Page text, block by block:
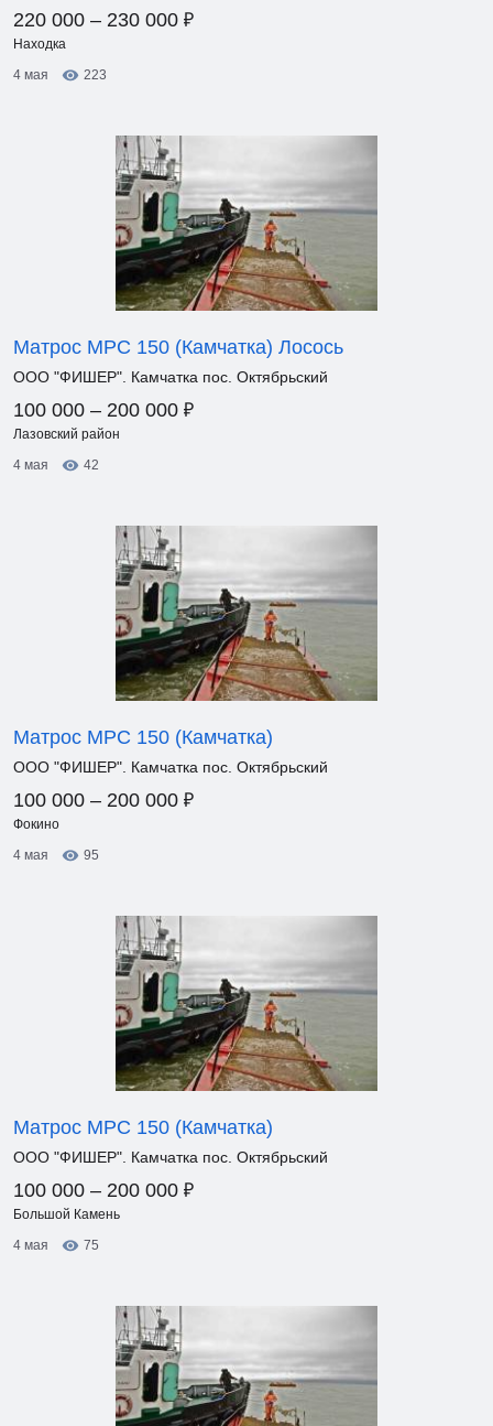
220 000 – 230 000 ₽
Находка
4 мая
223
Матрос МРС 150 (Камчатка) Лосось
ООО "ФИШЕР". Камчатка пос. Октябрьский
100 000 – 200 000 ₽
Лазовский район
4 мая
42
Матрос МРС 150 (Камчатка)
ООО "ФИШЕР". Камчатка пос. Октябрьский
100 000 – 200 000 ₽
Фокино
4 мая
95
Матрос МРС 150 (Камчатка)
ООО "ФИШЕР". Камчатка пос. Октябрьский
100 000 – 200 000 ₽
Большой Камень
4 мая
75